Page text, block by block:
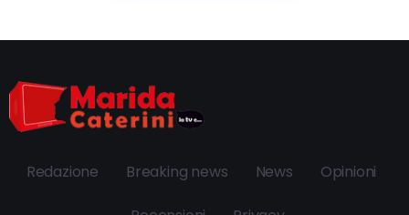
Redazione Breaking news News Opinioni